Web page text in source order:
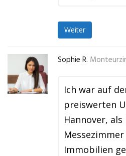
Weiter
Sophie R.
Ich war auf
preiswerten
Hannover,
Immobilien